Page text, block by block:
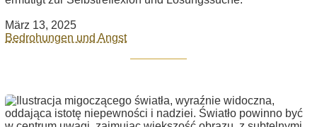
März 13, 2025
Bedrohungen und Angst